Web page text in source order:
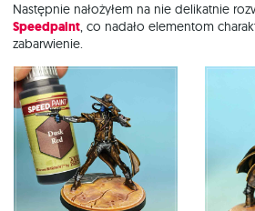
Następnie nałożyłem na nie delikatnie
Speedpaint, co nadało elementom
zabarwienie.